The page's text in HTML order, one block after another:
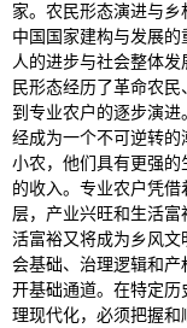
家。农民形态演进与
中国国家建构与发展
人的进步与社会整体
民形态经历了革命农
到专业农户的逐步演
经成为一个不可逆转
小农，他们具有更强
的收入。专业农户凭
层，产业兴旺和生活
活富裕又将成为乡风
会基础、治理逻辑和
开基础通道。在特定
理现代化，必须把握